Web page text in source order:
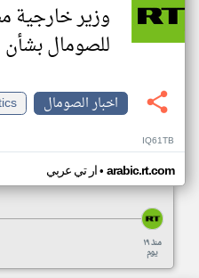
وزير خارجية
للصومال بشأن
اخبار الصومال
IQ61TB
ار تي عربي• arabic.rt.com
منذ ١٩
يوم